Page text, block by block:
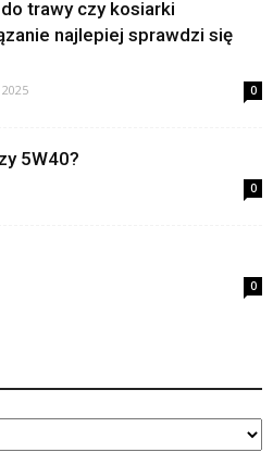
trawy czy kosiarki
najlepiej sprawdzi się
0
5W40?
0
0